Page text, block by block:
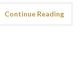
Continue Reading